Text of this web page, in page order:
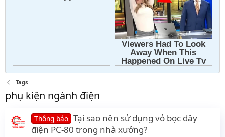
Tags
phụ kiện ngành điện
Thông báo Tại sao nên sử dụng vỏ bọc dây
điện PC-80 trong nhà xưởng?